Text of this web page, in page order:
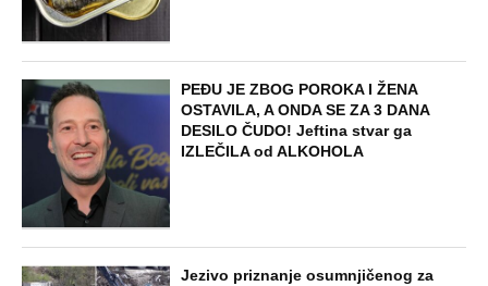
PEĐU JE ZBOG POROKA I ŽENA
OSTAVILA, A ONDA SE ZA 3 DANA
DESILO ČUDO! Jeftina stvar ga
IZLEČILA od ALKOHOLA
Jezivo priznanje osumnjičenog za